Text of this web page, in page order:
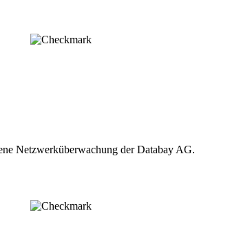
Netzwerküberwachung der Databay AG.